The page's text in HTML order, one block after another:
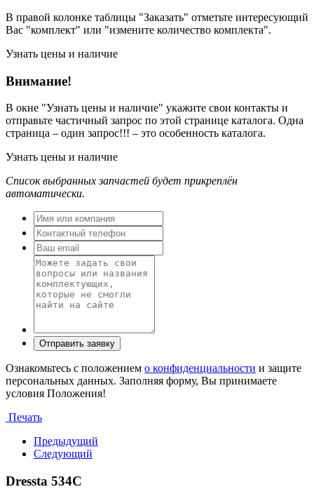
В правой колонке таблицы "Заказать" отметьте интересующий
Вас "комплект" или "измените количество комплекта".
Узнать цены и наличие
Внимание!
В окне "Узнать цены и наличие" укажите свои контакты и
отправьте частичный запрос по этой странице каталога. Одна
страница – один запрос!!! – это особенность каталога.
Узнать цены и наличие
Список выбранных запчастей будет прикреплён
автоматически.
Ознакомьтесь с положением о конфиденциальности и защите
персональных данных. Заполняя форму, Вы принимаете
условия Положения!
Печать
Предыдущий
Следующий
Dressta 534C